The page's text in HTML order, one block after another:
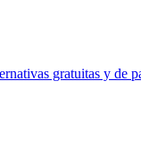
gratuitas y de